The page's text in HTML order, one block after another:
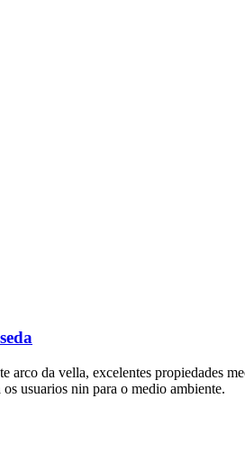
da vella, excelentes propiedades
usuarios nin para o medio ambiente.